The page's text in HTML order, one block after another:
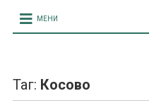
МЕНИ
Таг: Косово